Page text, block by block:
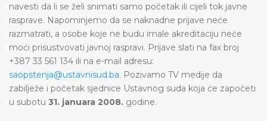
navesti da li se želi snimati samo početak ili cijeli tok javne
rasprave. Napominjemo da se naknadne prijave neće
razmatrati, a osobe koje ne budu imale akreditaciju neće
moći prisustvovati javnoj raspravi. Prijave slati na fax broj
+387 33 561 134 ili na e-mail adresu:
saopstenja@ustavnisud.ba. Pozivamo TV medije da
zabilježe i početak sjednice Ustavnog suda koja će započeti
u subotu 31. januara 2008. godine.